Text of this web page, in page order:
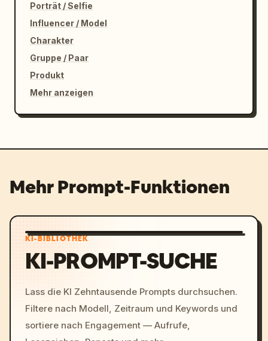
Porträt / Selfie
Influencer / Model
Charakter
Gruppe / Paar
Produkt
Mehr anzeigen
Mehr Prompt-Funktionen
KI-BIBLIOTHEK
KI-PROMPT-SUCHE
Lass die KI Zehntausende Prompts durchsuchen.
Filtere nach Modell, Zeitraum und Keywords und
sortiere nach Engagement — Aufrufe,